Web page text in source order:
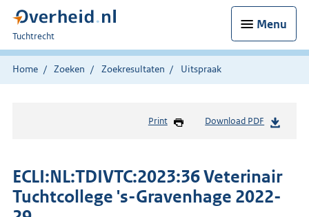
Menu
U
bent
hier:
Tuchtrecht
Home Zoeken Zoekresultaten Uitspraak
Print Download PDF
ECLI:NL:TDIVTC:2023:36 Veterinair
Tuchtcollege 's-Gravenhage 2022-